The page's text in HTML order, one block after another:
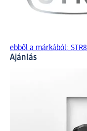
ebből a márkából: STR8
Ajánlás